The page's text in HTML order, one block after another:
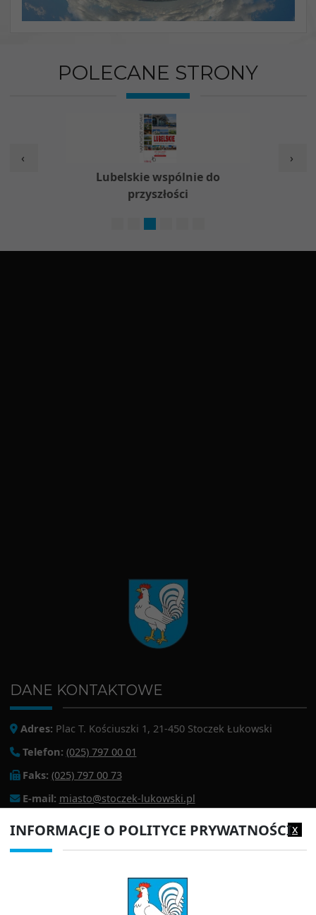
POLECANE STRONY
Nieodpłatna Pomoc Prawna
‹ ›
DANE KONTAKTOWE
Adres: Plac T. Kościuszki 1, 21-450 Stoczek Łukowski
Telefon: (025) 797 00 01
Faks: (025) 797 00 73
E-mail: miasto@stoczek-lukowski.pl
PRZYDATNE LINKI
x
INFORMACJE O POLITYCE PRYWATNOŚCI